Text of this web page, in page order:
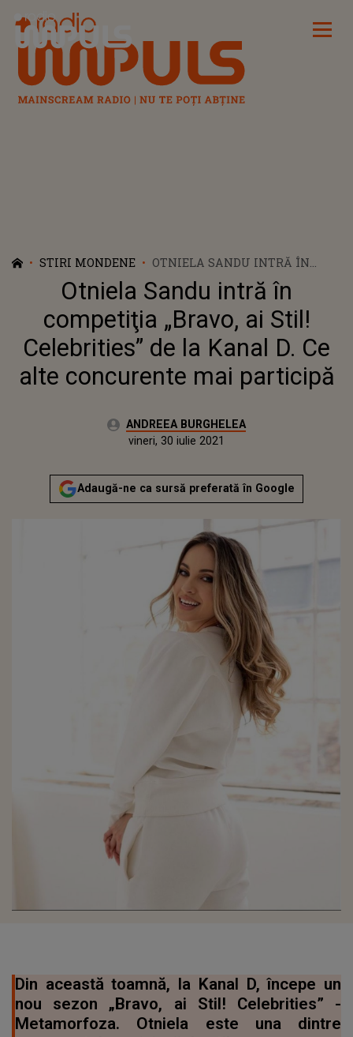
Radio Impuls
STIRI MONDENE
OTNIELA SANDU INTRĂ ÎN
COMPETIŢIA „BRAVO, AI STIL!
CELEBRITIES” DE LA KANAL D.
CE ALTE CONCURENTE MAI
PARTICIPĂ
Otniela Sandu intră în
competiţia „Bravo, ai Stil!
Celebrities” de la Kanal D. Ce
alte concurente mai participă
Autor:ANDREEA BURGHELEA
Actualizat:
vineri, 30 iulie 2021
Adaugă-ne ca sursă preferată în Google
Din această toamnă, la Kanal D, începe un
nou sezon „Bravo, ai Stil! Celebrities” -
Metamorfoza. Otniela este una dintre